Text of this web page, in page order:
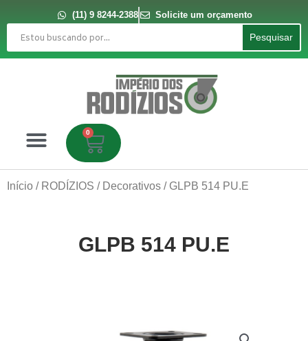
conteúdo
(11) 9 8244-2388
Solicite um orçamento
Pesquisar
Pesquisar
0
Carrinho
Início / RODÍZIOS / Decorativos / GLPB 514 PU.E
GLPB 514 PU.E